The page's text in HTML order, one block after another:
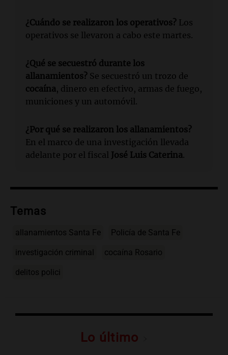
¿Cuándo se realizaron los operativos? Los
operativos se llevaron a cabo este martes.
¿Qué se secuestró durante los
allanamientos? Se secuestró un trozo de
cocaína, dinero en efectivo, armas de fuego,
municiones y un automóvil.
¿Por qué se realizaron los allanamientos?
En el marco de una investigación llevada
adelante por el fiscal José Luis Caterina.
Temas
allanamientos Santa Fe Policía de Santa Fe
investigación criminal cocaína Rosario
delitos polici
Lo último